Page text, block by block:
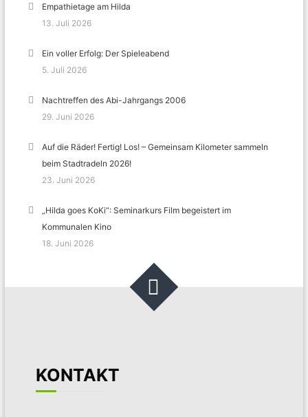
Empathietage am Hilda
13. Juli 2026
Ein voller Erfolg: Der Spieleabend
5. Juli 2026
Nachtreffen des Abi-Jahrgangs 2006
29. Juni 2026
Auf die Räder! Fertig! Los! – Gemeinsam Kilometer sammeln
beim Stadtradeln 2026!
23. Juni 2026
„Hilda goes KoKi“: Seminarkurs Film begeistert im
Kommunalen Kino
18. Juni 2026
KONTAKT